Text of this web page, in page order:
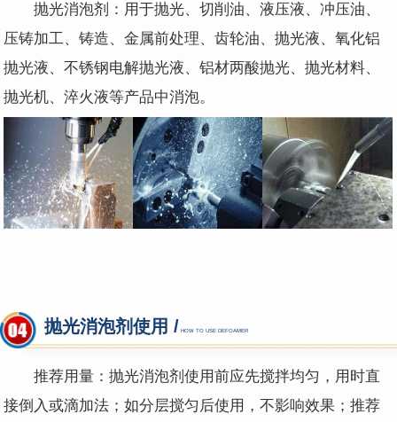
抛光消泡剂：用于抛光、切削油、液压液、冲压油、
压铸加工、铸造、金属前处理、齿轮油、抛光液、氧化铝
抛光液、不锈钢电解抛光液、铝材两酸抛光、抛光材料、
抛光机、淬火液等产品中消泡。
抛光消泡剂使用 / HOW TO USE DEFOAMER
推荐用量：抛光消泡剂使用前应先搅拌均匀，用时直
接倒入或滴加法；如分层搅匀后使用，不影响效果；推荐